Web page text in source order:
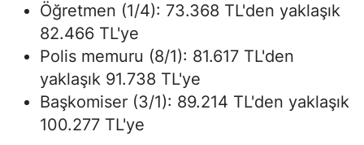
Öğretmen (1/4): 73.368 TL'den yaklaşık
82.466 TL'ye
Polis memuru (8/1): 81.617 TL'den
yaklaşık 91.738 TL'ye
Başkomiser (3/1): 89.214 TL'den yaklaşık
100.277 TL'ye